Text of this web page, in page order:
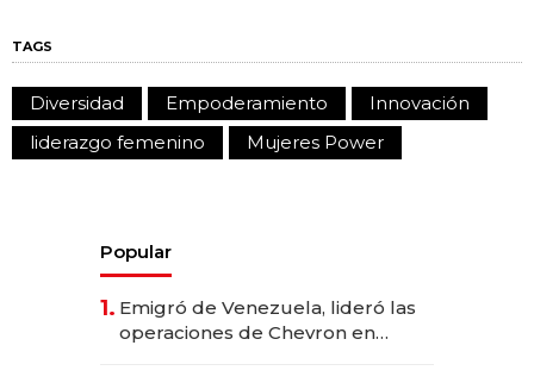
TAGS
Diversidad Empoderamiento
Innovación
liderazgo femenino
Mujeres Power
Popular
1. Emigró de Venezuela, lideró las
operaciones de Chevron en